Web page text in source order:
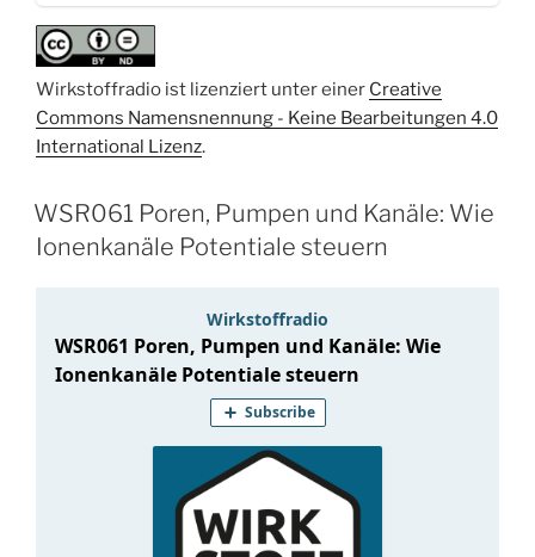
Plested“
Wirkstoffradio ist lizenziert unter einer Creative
Commons Namensnennung - Keine Bearbeitungen 4.0
International Lizenz.
WSR061 Poren, Pumpen und Kanäle: Wie
Ionenkanäle Potentiale steuern